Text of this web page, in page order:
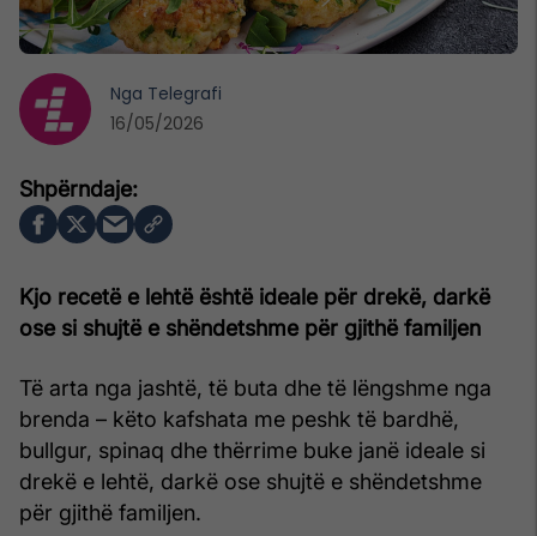
Kjo recetë e lehtë është ideale për drekë, darkë
ose si shujtë e shëndetshme për gjithë familjen
Të arta nga jashtë, të buta dhe të lëngshme nga
brenda – këto kafshata me peshk të bardhë,
bullgur, spinaq dhe thërrime buke janë ideale si
drekë e lehtë, darkë ose shujtë e shëndetshme
për gjithë familjen.
Nga Telegrafi
16/05/2026